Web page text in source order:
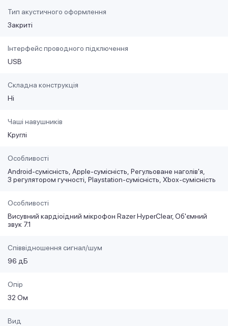
Тип акустичного оформлення
Закриті
Інтерфейс проводного підключення
USB
Складна конструкція
Ні
Чаші навушників
Круглі
Особливості
Android-сумісність Apple-сумісність Регульоване наголів'я
З регулятором гучності Playstation-сумісність Xbox-сумісність
Особливості
Висувний кардіоїдний мікрофон Razer HyperClear, Об'ємний
звук 7.1
Співвідношення сигнал/шум
96 дБ
Опір
32 Ом
Вид